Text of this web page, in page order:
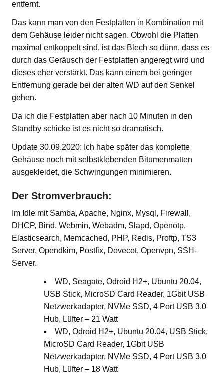
entfernt.
Das kann man von den Festplatten in Kombination mit
dem Gehäuse leider nicht sagen. Obwohl die Platten
maximal entkoppelt sind, ist das Blech so dünn, dass es
durch das Geräusch der Festplatten angeregt wird und
dieses eher verstärkt. Das kann einem bei geringer
Entfernung gerade bei der alten WD auf den Senkel
gehen.
Da ich die Festplatten aber nach 10 Minuten in den
Standby schicke ist es nicht so dramatisch.
Update 30.09.2020: Ich habe später das komplette
Gehäuse noch mit selbstklebenden Bitumenmatten
ausgekleidet, die Schwingungen minimieren.
Der Stromverbrauch:
Im Idle mit Samba, Apache, Nginx, Mysql, Firewall,
DHCP, Bind, Webmin, Webadm, Slapd, Openotp,
Elasticsearch, Memcached, PHP, Redis, Proftp, TS3
Server, Opendkim, Postfix, Dovecot, Openvpn, SSH-
Server.
WD, Seagate, Odroid H2+, Ubuntu 20.04,
USB Stick, MicroSD Card Reader, 1Gbit USB
Netzwerkadapter, NVMe SSD, 4 Port USB 3.0
Hub, Lüfter – 21 Watt
WD, Odroid H2+, Ubuntu 20.04, USB Stick,
MicroSD Card Reader, 1Gbit USB
Netzwerkadapter, NVMe SSD, 4 Port USB 3.0
Hub, Lüfter – 18 Watt